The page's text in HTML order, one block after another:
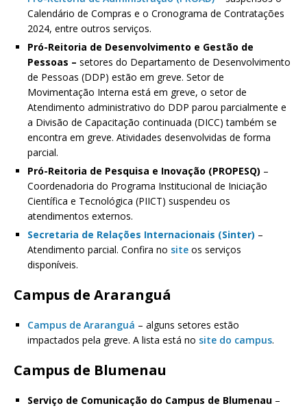
Calendário de Compras e o Cronograma de Contratações
2024, entre outros serviços.
Pró-Reitoria de Desenvolvimento e Gestão de
Pessoas – setores do Departamento de Desenvolvimento
de Pessoas (DDP) estão em greve. Setor de
Movimentação Interna está em greve, o setor de
Atendimento administrativo do DDP parou parcialmente e
a Divisão de Capacitação continuada (DICC) também se
encontra em greve. Atividades desenvolvidas de forma
parcial.
Pró-Reitoria de Pesquisa e Inovação (PROPESQ) –
Coordenadoria do Programa Institucional de Iniciação
Científica e Tecnológica (PIICT) suspendeu os
atendimentos externos.
Secretaria de Relações Internacionais (Sinter) –
Atendimento parcial. Confira no site os serviços
disponíveis.
Campus de Araranguá
Campus de Araranguá – alguns setores estão
impactados pela greve. A lista está no site do campus.
Campus de Blumenau
Serviço de Comunicação do Campus de Blumenau –